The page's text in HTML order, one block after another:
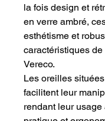
la fois design et
en verre ambré,
esthétisme et
caractéristiques
Vereco.
Les oreilles
facilitent leur
rendant leur usage